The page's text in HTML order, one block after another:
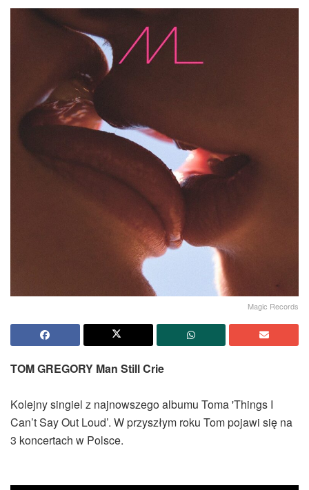
Magic Records
TOM GREGORY Man Still Crie
Kolejny singiel z najnowszego albumu Toma 'Things I
Can’t Say Out Loud’. W przyszłym roku Tom pojawi się na
3 koncertach w Polsce.